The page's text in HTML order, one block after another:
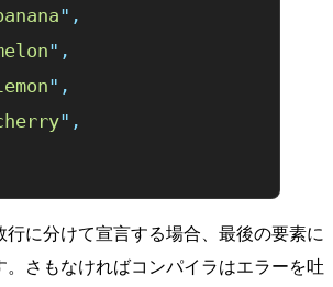
" ,
" ,
" ,
" ,
行に分けて宣言する場合、最後の要素に
。さもなければコンパイラはエラーを吐